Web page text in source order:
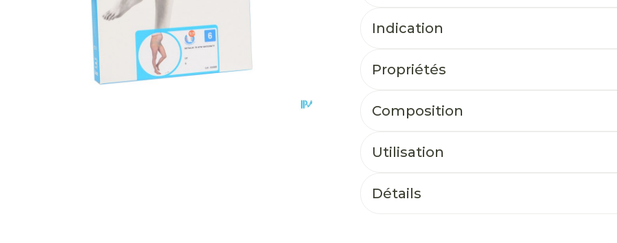
Indication
Propriétés
Composition
Utilisation
Détails